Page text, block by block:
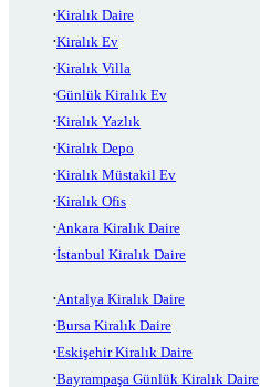
Kiralık Daire
Kiralık Ev
Kiralık Villa
Günlük Kiralık Ev
Kiralık Yazlık
Kiralık Depo
Kiralık Müstakil Ev
Kiralık Ofis
Ankara Kiralık Daire
İstanbul Kiralık Daire
Antalya Kiralık Daire
Bursa Kiralık Daire
Eskişehir Kiralık Daire
Bayrampaşa Günlük Kiralık Daire